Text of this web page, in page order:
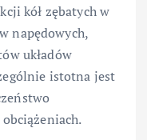
kół zębatych w
napędowych,
układów
istotna jest